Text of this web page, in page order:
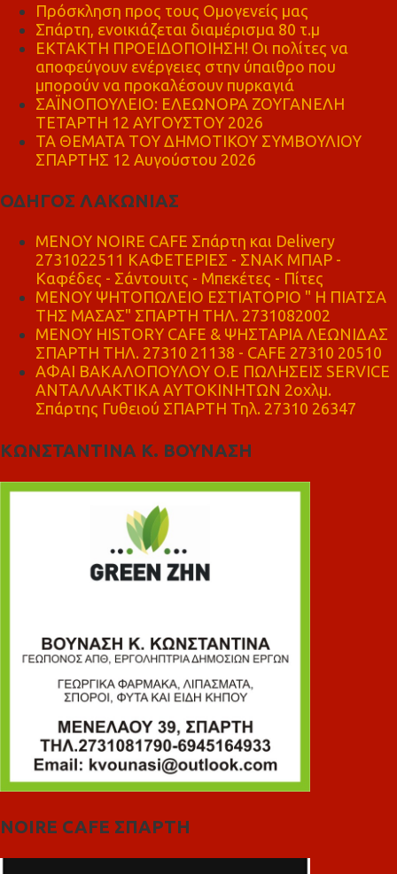
Πρόσκληση προς τους Ομογενείς μας
Σπάρτη, ενοικιάζεται διαμέρισμα 80 τ.μ
ΕΚΤΑΚΤΗ ΠΡΟΕΙΔΟΠΟΙΗΣΗ! Οι πολίτες να
αποφεύγουν ενέργειες στην ύπαιθρο που
μπορούν να προκαλέσουν πυρκαγιά
ΣΑΪΝΟΠΟΥΛΕΙΟ: ΕΛΕΩΝΟΡΑ ΖΟΥΓΑΝΕΛΗ
ΤΕΤΑΡΤΗ 12 ΑΥΓΟΥΣΤΟΥ 2026
ΤΑ ΘΕΜΑΤΑ ΤΟΥ ΔΗΜΟΤΙΚΟΥ ΣΥΜΒΟΥΛΙΟΥ
ΣΠΑΡΤΗΣ 12 Αυγούστου 2026
ΟΔΗΓΟΣ ΛΑΚΩΝΙΑΣ
MENOY NOIRE CAFE Σπάρτη και Delivery
2731022511 ΚΑΦΕΤΕΡΙΕΣ - ΣΝΑΚ ΜΠΑΡ -
Καφέδες - Σάντουιτς - Μπεκέτες - Πίτες
ΜΕΝΟΥ ΨΗΤΟΠΩΛΕΙΟ ΕΣΤΙΑΤΟΡΙΟ " Η ΠΙΑΤΣΑ
ΤΗΣ ΜΑΣΑΣ" ΣΠΑΡΤΗ ΤΗΛ. 2731082002
ΜΕΝΟΥ HISTORY CAFE & ΨΗΣΤΑΡΙΑ ΛΕΩΝΙΔΑΣ
ΣΠΑΡΤΗ ΤΗΛ. 27310 21138 - CAFE 27310 20510
ΑΦΑΙ ΒΑΚΑΛΟΠΟΥΛΟΥ Ο.Ε ΠΩΛΗΣΕΙΣ SERVICE
ΑΝΤΑΛΛΑΚΤΙΚΑ ΑΥΤΟΚΙΝΗΤΩΝ 2οχλμ.
Σπάρτης Γυθειού ΣΠΑΡΤΗ Τηλ. 27310 26347
ΚΩΝΣΤΑΝΤΙΝΑ Κ. ΒΟΥΝΑΣΗ
NOIRE CAFE ΣΠΑΡΤΗ